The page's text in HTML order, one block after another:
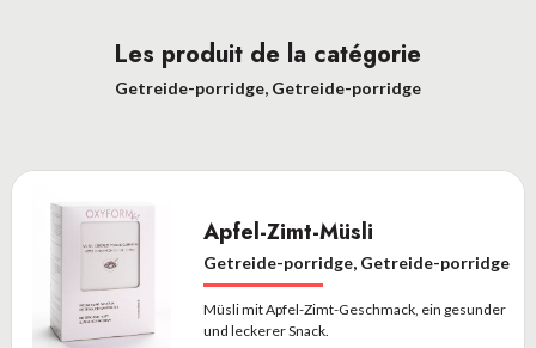
Les produit de la catégorie
Getreide-porridge, Getreide-porridge
Apfel-Zimt-Müsli
Getreide-porridge, Getreide-porridge
Müsli mit Apfel-Zimt-Geschmack, ein gesunder
und leckerer Snack.